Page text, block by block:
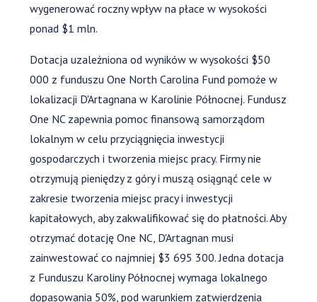
wygenerować roczny wpływ na płace w wysokości
ponad $1 mln.
Dotacja uzależniona od wyników w wysokości $50
000 z funduszu One North Carolina Fund pomoże w
lokalizacji D'Artagnana w Karolinie Północnej. Fundusz
One NC zapewnia pomoc finansową samorządom
lokalnym w celu przyciągnięcia inwestycji
gospodarczych i tworzenia miejsc pracy. Firmy nie
otrzymują pieniędzy z góry i muszą osiągnąć cele w
zakresie tworzenia miejsc pracy i inwestycji
kapitałowych, aby zakwalifikować się do płatności. Aby
otrzymać dotację One NC, D'Artagnan musi
zainwestować co najmniej $3 695 300. Jedna dotacja
z Funduszu Karoliny Północnej wymaga lokalnego
dopasowania 50%, pod warunkiem zatwierdzenia